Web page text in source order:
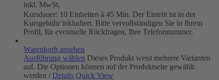
inkl. MwSt.
Kursdauer: 10 Einheiten à 45 Min. Der Eintritt ist in der
Kursgebühr inkludiert. Bitte vervollständigen Sie in Ihrem
Profil, für eventuelle Rückfragen, Ihre Telefonnummer.
Warenkorb ansehen
Ausführung wählen Dieses Produkt weist mehrere Varianten
auf. Die Optionen können auf der Produktseite gewählt
werden / Details Quick View